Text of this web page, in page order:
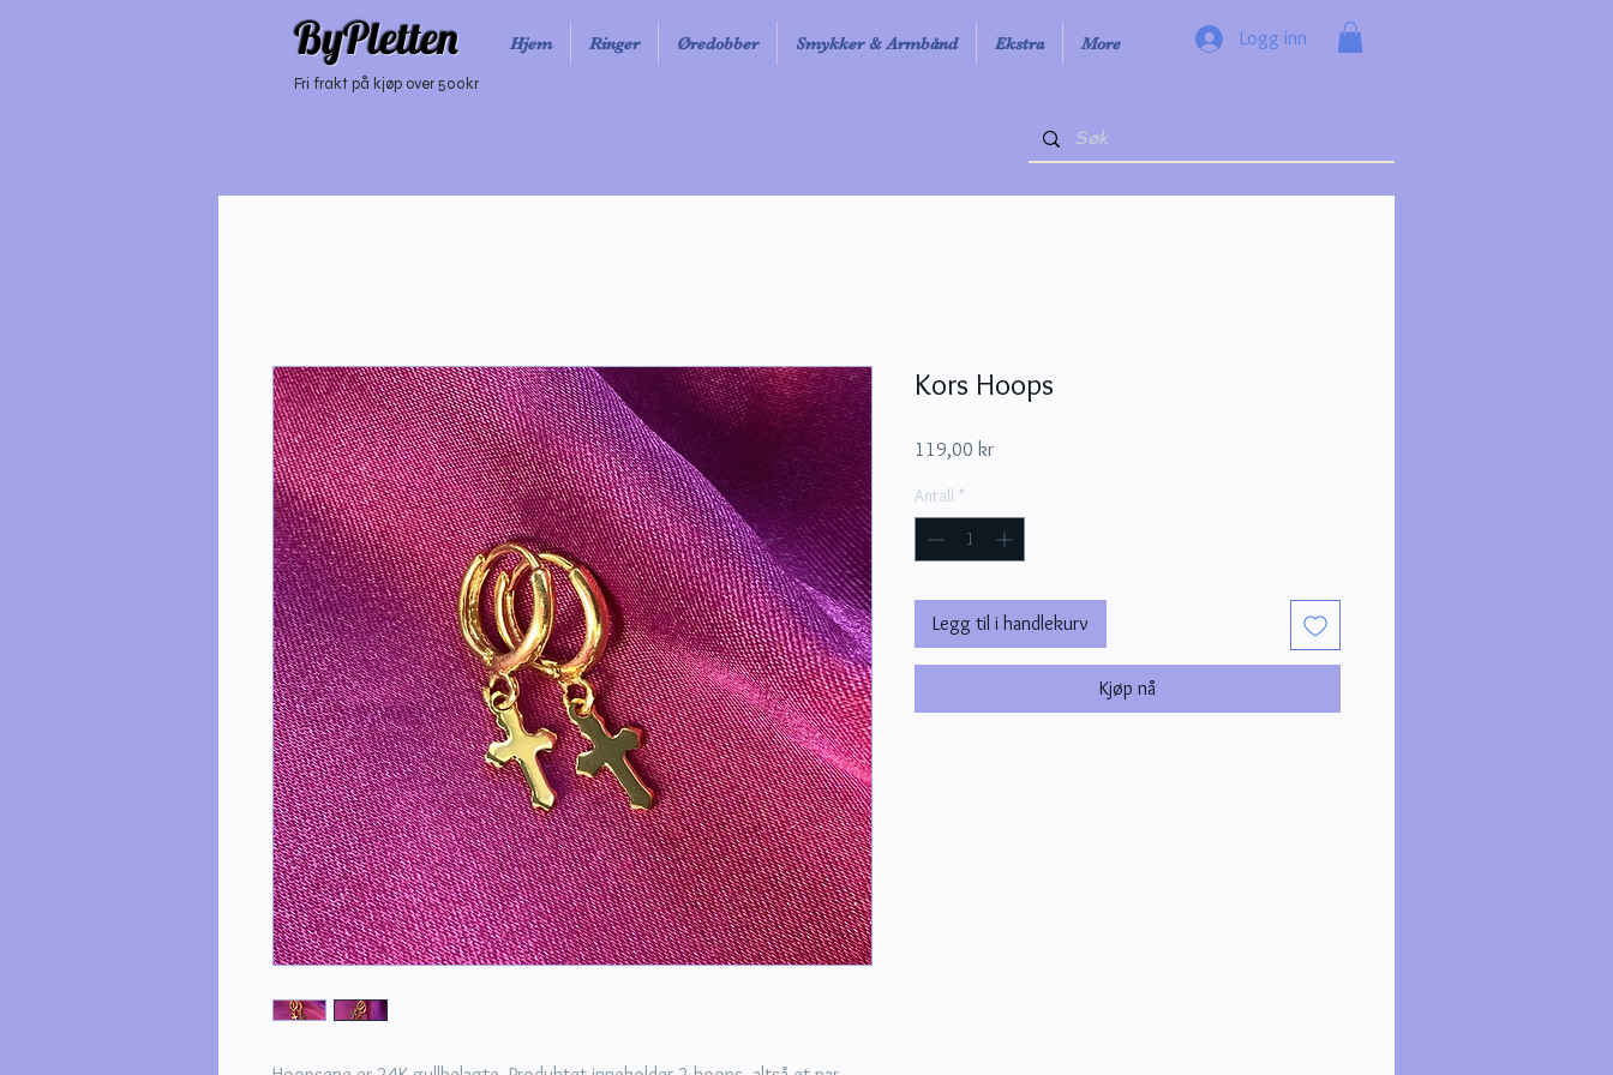
ByPletten Hjem Ringer Øredobber Smykker & Armbånd Ekstra More Logg inn
Fri frakt på kjøp over 500kr
Kors Hoops
119,00 krPris
Antall *
Legg til i handlekurv
Kjøp nå